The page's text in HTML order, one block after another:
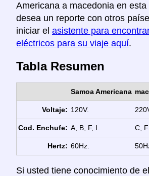
Americana a macedonia en esta
desea un reporte con otros
iniciar el asistente para
eléctricos para su viaje aquí.
Tabla Resumen
Samoa Americana
Voltaje: 120V.
Cod. Enchufe: A, B, F, I. C, F.
Hertz: 60Hz.
Si usted tiene conocimiento de